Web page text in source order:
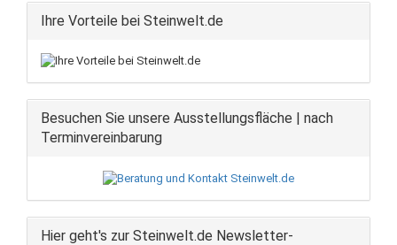
Ihre Vorteile bei Steinwelt.de
Besuchen Sie unsere Ausstellungsfläche | nach
Terminvereinbarung
Hier geht's zur Steinwelt.de Newsletter-